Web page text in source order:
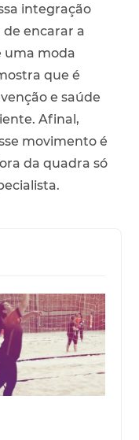
integração
encarar a
uma moda
que é
e saúde
Afinal,
movimento é
da quadra só